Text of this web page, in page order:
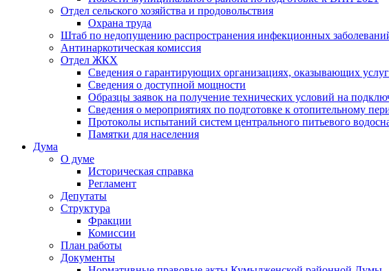
Отдел сельского хозяйства и продовольствия
Охрана труда
Штаб по недопущению распространения инфекционных
Антинаркотическая комиссия
Отдел ЖКХ
Сведения о гарантирующих организациях, оказывающих
Сведения о доступной мощности
Образцы заявок на получение технических условий на
Сведения о мероприятиях по подготовке к отопительному
Протоколы испытаний систем центрального питьевого
Памятки для населения
Дума
О думе
Историческая справка
Регламент
Депутаты
Структура
Фракции
Комиссии
План работы
Документы